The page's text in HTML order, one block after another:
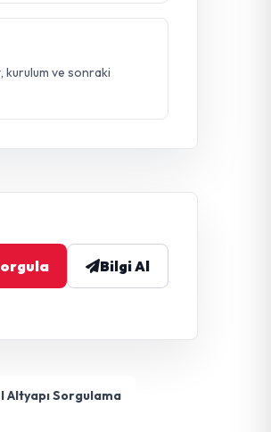
kurulum ve sonraki
Bilgi Al
Altyapı Sorgulama